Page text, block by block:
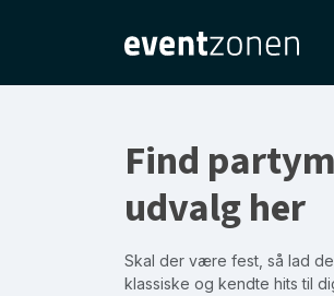
Find
udvalg her
Skal der være fest, så lad
klassiske og kendte hits til